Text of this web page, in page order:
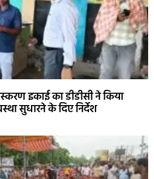
इकाई का डीडीसी ने किया
सुधारने के दिए निर्देश